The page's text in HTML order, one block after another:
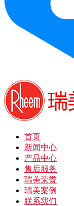
首页
新闻中心
产品中心
售后服务
瑞美荣誉
瑞美案例
联系我们